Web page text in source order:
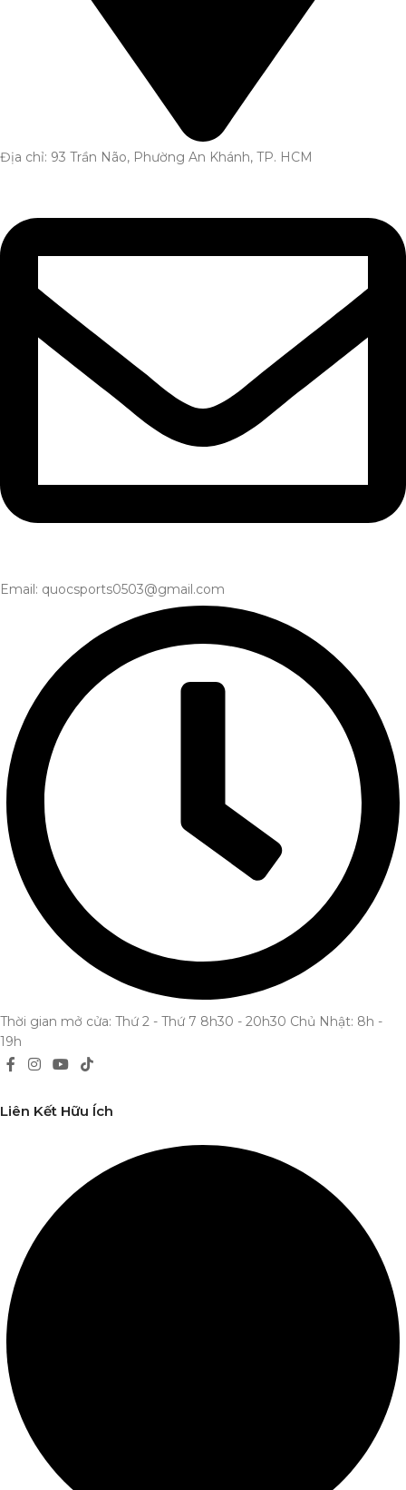
Địa chỉ: 93 Trần Não, Phường An Khánh, TP. HCM
Email: quocsports0503@gmail.com
Thời gian mở cửa: Thứ 2 - Thứ 7 8h30 - 20h30 Chủ Nhật: 8h -
19h
Liên Kết Hữu Ích